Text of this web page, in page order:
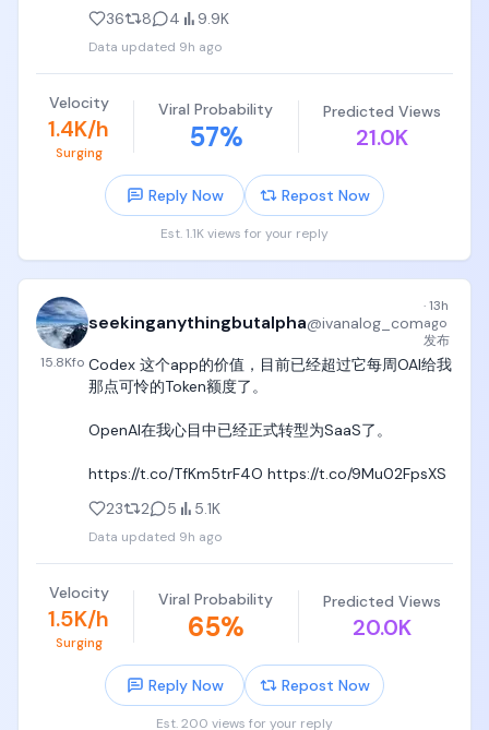
赢了场面，
赢了用户，
还顺便打了广告。
整场对谈聊了 MoE、TensorFlow、Gemini 和 AI
Agent 的安全风险。但最值得关注的，是 Jeff Dean
第一次完整解释了 Discovery Loop 的 thesis。
Discovery Loop 并不打算再造一家把模型做得更大的
公司。它想优化的是科学研究中最根本的单元：
Discovery Loop，也就是从假设到结果的完整实验循
环。Jeff Dean 把科学方法拆成了一个可以不断迭代的
系统：
拆解问题 → 提出假设 → 设计实验 → 评估结果 → 获
过去，AI 主要参与其中某个环节。比如预测结果、生
成代码或者搜索候选方案。Discovery Loop 的目标，
则是让 AI 参与整个研究闭环：
自动改进模型架构
自动选择训练数据
自动设计评估方法
自动优化训练算法
同时运行数千个实验， 根据预期价值，动态决定算力
应该投入到哪些实验
Discovery Loop背后的核心判断：科学研究真正的瓶
颈，可能不是缺少知识或想法，而是实验循环运行得
实验从串行变成并行，研究效率的变化就不再是提升
10% 或 20%，而可能是几个数量级。
这也解释了为什么 Jeff Dean 认为一家十人左右的公
司可以做这件事。云计算已经把过去只有大公司才拥
有的基础设施变成了可以购买的资源。创业公司的真
正优势不再是拥有数据中心，而是能否让一个小团队
36 8 4 9.9K
Data updated 9h ago
Velocity
1.4K/h
Surging
Viral Probability
57%
Predicted Views
21.0K
Reply Now Repost Now
Est. 1.1K views for your reply
15.8Kfo
seekinganythingbutalpha@ivanalog_com
·13h
ago
发布
Codex 这个app的价值，目前已经超过它每周OAI给我
那点可怜的Token额度了。
OpenAI在我心目中已经正式转型为SaaS了。
https://t.co/TfKm5trF4O https://t.co/9Mu02FpsXS
23
2 5 5.1K
Data updated 9h ago
Velocity
1.5K/h
Surging
Viral Probability
65%
Predicted Views
20.0K
Reply Now Repost Now
Est. 200 views for your reply